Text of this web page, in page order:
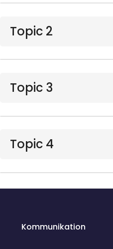
Topic 2
Topic 3
Topic 4
Kommunikation